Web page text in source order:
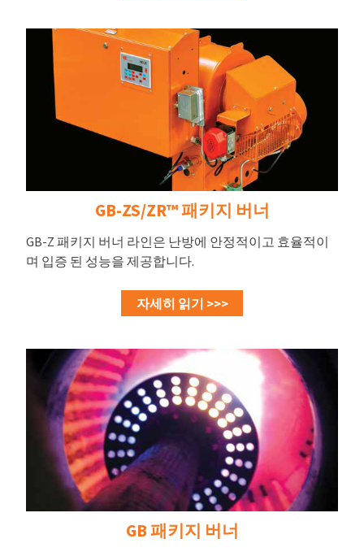
GB-ZS/ZR™ 패키지 버너
GB-Z 패키지 버너 라인은 난방에 안정적이고 효율적이
며 입증 된 성능을 제공합니다.
자세히 읽기 >>>
GB 패키지 버너